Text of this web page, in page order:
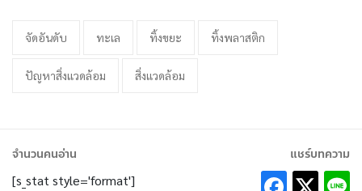
จัดอันดับ ทะเล ทิ้งขยะ ทิ้งพลาสติก
ปัญหาสิ่งแวดล้อม สิ่งแวดล้อม
จำนวนคนอ่าน
[s_stat style='format']
แชร์บทความ